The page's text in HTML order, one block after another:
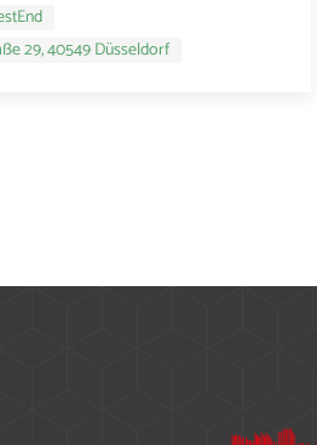
29, 40549 Düsseldorf